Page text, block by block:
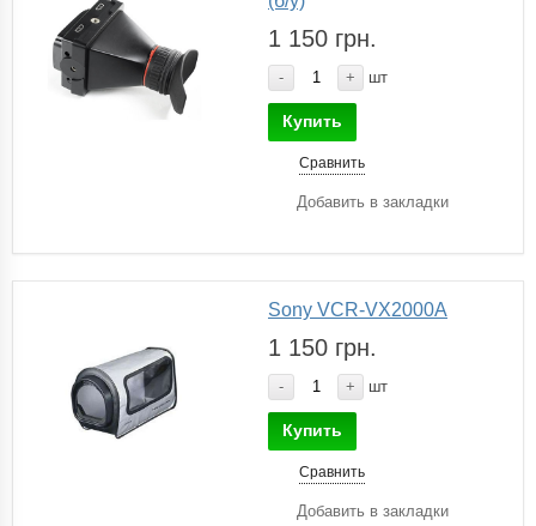
1 150 грн.
- + шт
Купить
Сравнить
Добавить в закладки
Sony VCR-VX2000A
1 150 грн.
- + шт
Купить
Сравнить
Добавить в закладки